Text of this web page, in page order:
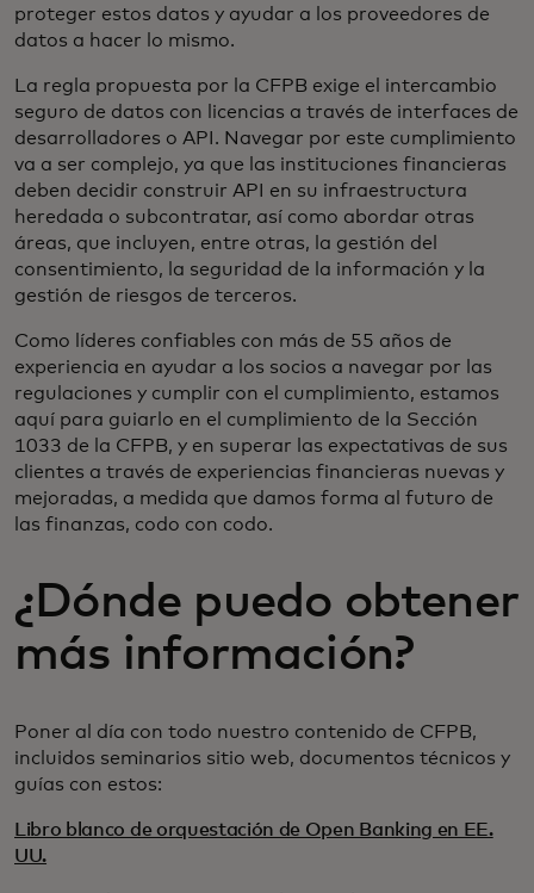
proteger estos datos y ayudar a los proveedores de
datos a hacer lo mismo.
La regla propuesta por la CFPB exige el intercambio
seguro de datos con licencias a través de interfaces de
desarrolladores o API. Navegar por este cumplimiento
va a ser complejo, ya que las instituciones financieras
deben decidir construir API en su infraestructura
heredada o subcontratar, así como abordar otras
áreas, que incluyen, entre otras, la gestión del
consentimiento, la seguridad de la información y la
gestión de riesgos de terceros.
Como líderes confiables con más de 55 años de
experiencia en ayudar a los socios a navegar por las
regulaciones y cumplir con el cumplimiento, estamos
aquí para guiarlo en el cumplimiento de la Sección
1033 de la CFPB, y en superar las expectativas de sus
clientes a través de experiencias financieras nuevas y
mejoradas, a medida que damos forma al futuro de
las finanzas, codo con codo.
¿Dónde puedo obtener
más información?
Poner al día con todo nuestro contenido de CFPB,
incluidos seminarios sitio web, documentos técnicos y
guías con estos:
Libro blanco de orquestación de Open Banking en EE.
UU.